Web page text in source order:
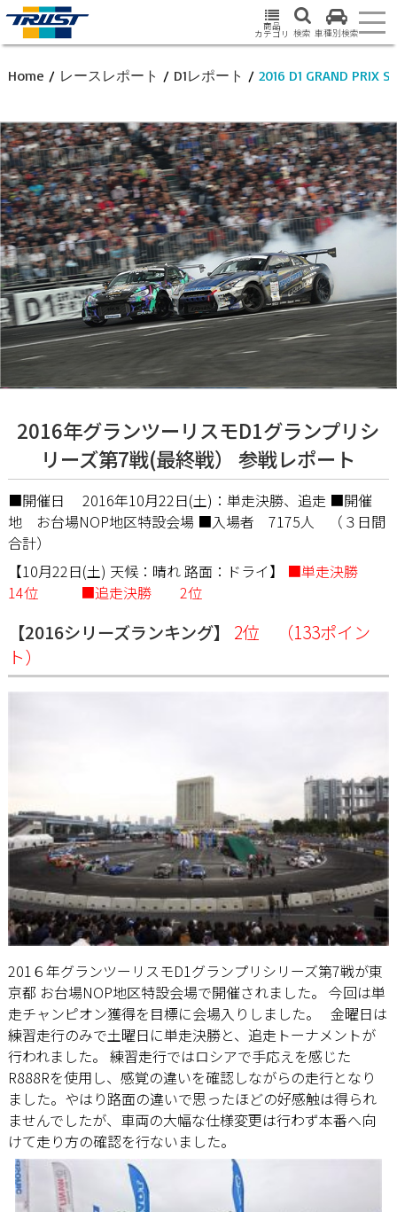
商品
カテゴリ 検索 車種別検索
Home / レースレポート / D1レポート / 2016 D1 GRAND PRIX
2016年グランツーリスモD1グランプリシ
リーズ第7戦(最終戦） 参戦レポート
■開催日 2016年10月22日(土)：単走決勝、追走 ■開催
地 お台場NOP地区特設会場 ■入場者 7175人 （３日間
合計）
【10月22日(土) 天候：晴れ 路面：ドライ】 ■単走決勝
14位 ■追走決勝 2位
【2016シリーズランキング】
2位 （133ポイン
ト）
201６年グランツーリスモD1グランプリシリーズ第7戦が東
京都 お台場NOP地区特設会場で開催されました。 今回は単
走チャンピオン獲得を目標に会場入りしました。 金曜日は
練習走行のみで土曜日に単走決勝と、追走トーナメントが
行われました。 練習走行ではロシアで手応えを感じた
R888Rを使用し、感覚の違いを確認しながらの走行となり
ました。やはり路面の違いで思ったほどの好感触は得られ
ませんでしたが、車両の大幅な仕様変更は行わず本番へ向
けて走り方の確認を行ないました。